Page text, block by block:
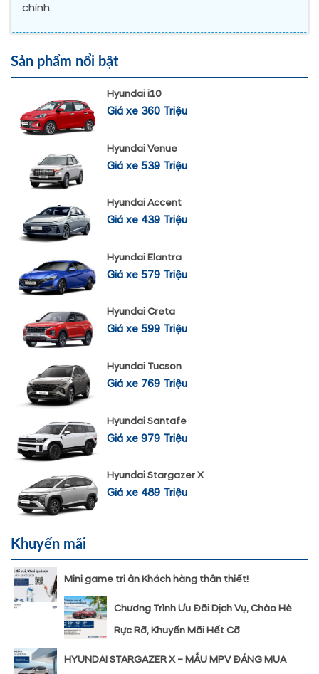
chính.
Sản phẩm nổi bật
Hyundai i10
Giá xe 360 Triệu
Hyundai Venue
Giá xe 539 Triệu
Hyundai Accent
Giá xe 439 Triệu
Hyundai Elantra
Giá xe 579 Triệu
Hyundai Creta
Giá xe 599 Triệu
Hyundai Tucson
Giá xe 769 Triệu
Hyundai Santafe
Giá xe 979 Triệu
Hyundai Stargazer X
Giá xe 489 Triệu
Khuyến mãi
Mini game tri ân Khách hàng thân thiết!
Chương Trình Ưu Đãi Dịch Vụ, Chào Hè
Rực Rỡ, Khuyến Mãi Hết Cỡ
HYUNDAI STARGAZER X – MẪU MPV ĐÁNG MUA